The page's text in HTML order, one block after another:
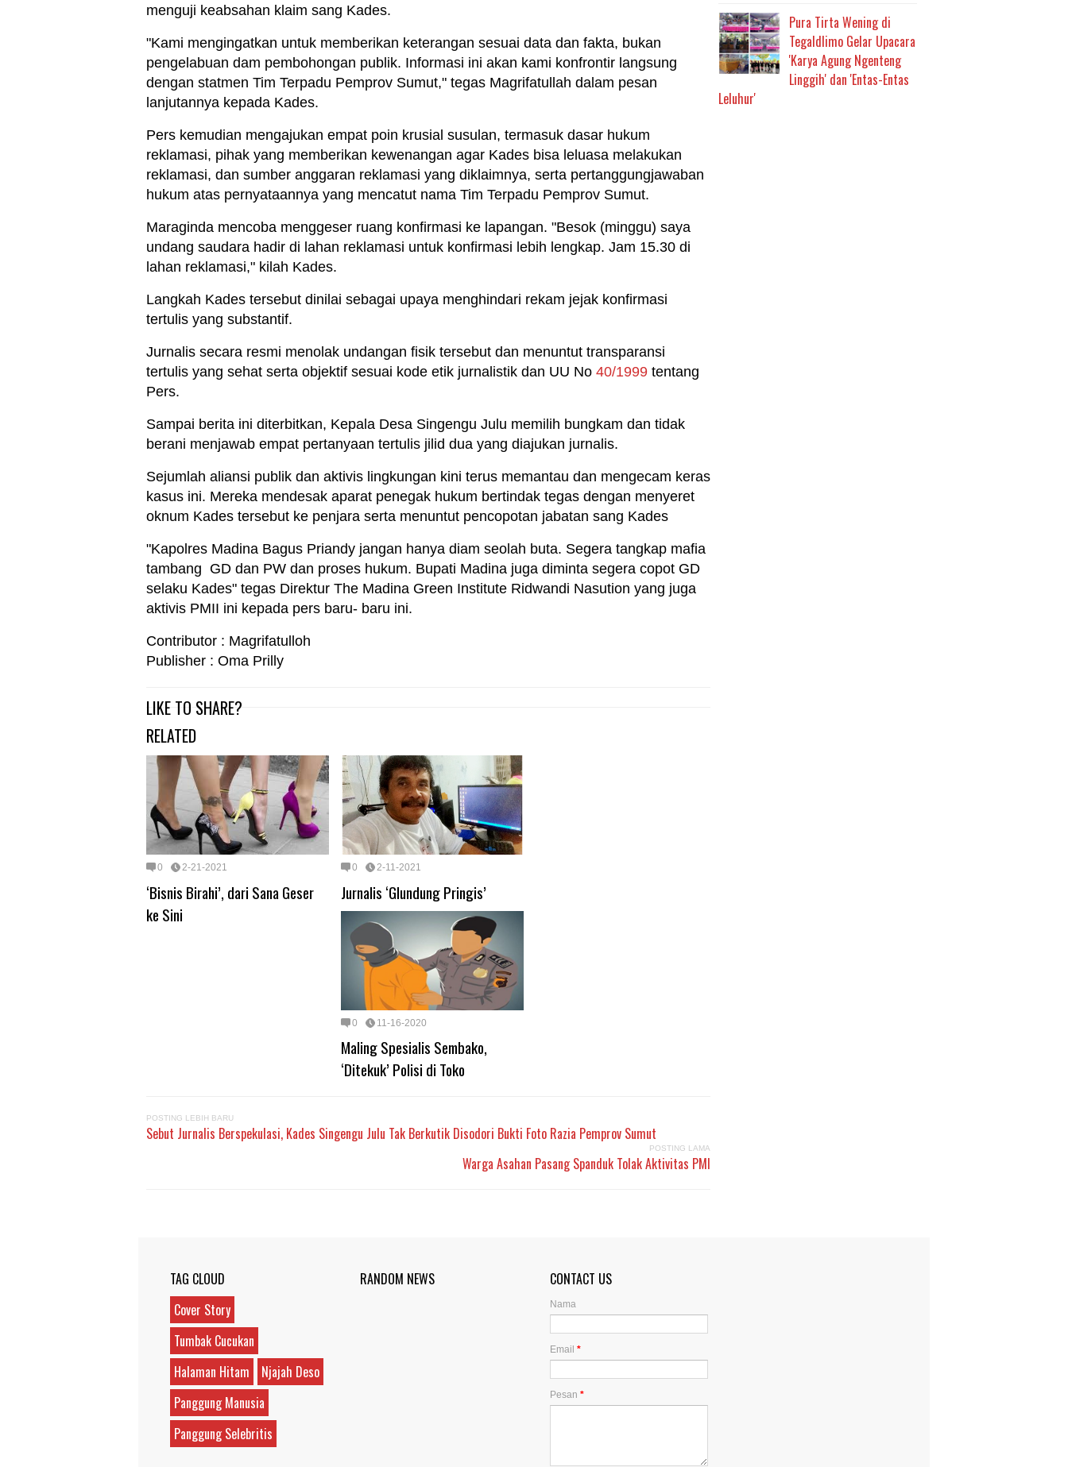
menguji keabsahan klaim sang Kades.
"Kami mengingatkan untuk memberikan keterangan sesuai data dan fakta, bukan
pengelabuan dam pembohongan publik. Informasi ini akan kami konfrontir langsung
dengan statmen Tim Terpadu Pemprov Sumut," tegas Magrifatullah dalam pesan
lanjutannya kepada Kades.
Pers kemudian mengajukan empat poin krusial susulan, termasuk dasar hukum
reklamasi, pihak yang memberikan kewenangan agar Kades bisa leluasa melakukan
reklamasi, dan sumber anggaran reklamasi yang diklaimnya, serta pertanggungjawaban
hukum atas pernyataannya yang mencatut nama Tim Terpadu Pemprov Sumut.
Maraginda mencoba menggeser ruang konfirmasi ke lapangan. "Besok (minggu) saya
undang saudara hadir di lahan reklamasi untuk konfirmasi lebih lengkap. Jam 15.30 di
lahan reklamasi," kilah Kades.
Langkah Kades tersebut dinilai sebagai upaya menghindari rekam jejak konfirmasi
tertulis yang substantif.
Jurnalis secara resmi menolak undangan fisik tersebut dan menuntut transparansi
tertulis yang sehat serta objektif sesuai kode etik jurnalistik dan UU No 40/1999 tentang
Pers.
Sampai berita ini diterbitkan, Kepala Desa Singengu Julu memilih bungkam dan tidak
berani menjawab empat pertanyaan tertulis jilid dua yang diajukan jurnalis.
Sejumlah aliansi publik dan aktivis lingkungan kini terus memantau dan mengecam keras
kasus ini. Mereka mendesak aparat penegak hukum bertindak tegas dengan menyeret
oknum Kades tersebut ke penjara serta menuntut pencopotan jabatan sang Kades
"Kapolres Madina Bagus Priandy jangan hanya diam seolah buta. Segera tangkap mafia
tambang GD dan PW dan proses hukum. Bupati Madina juga diminta segera copot GD
selaku Kades" tegas Direktur The Madina Green Institute Ridwandi Nasution yang juga
aktivis PMII ini kepada pers baru- baru ini.
Contributor : Magrifatulloh
Publisher : Oma Prilly
LIKE TO SHARE?
RELATED
0 2-21-2021
‘Bisnis Birahi’, dari Sana Geser
ke Sini
0 2-11-2021
Jurnalis ‘Glundung Pringis’
0 11-16-2020
Maling Spesialis Sembako,
‘Ditekuk’ Polisi di Toko
POSTING LEBIH BARU
Sebut Jurnalis Berspekulasi, Kades Singengu Julu Tak Berkutik Disodori Bukti Foto Razia Pemprov Sumut
POSTING LAMA
Warga Asahan Pasang Spanduk Tolak Aktivitas PMI
Pura Tirta Wening di
Tegaldlimo Gelar Upacara
'Karya Agung Ngenteng
Linggih' dan 'Entas-Entas
Leluhur'
TAG CLOUD
Cover Story
Tumbak Cucukan
Halaman Hitam
Njajah Deso
Panggung Manusia
Panggung Selebritis
RANDOM NEWS CONTACT US
Nama
Email *
Pesan *